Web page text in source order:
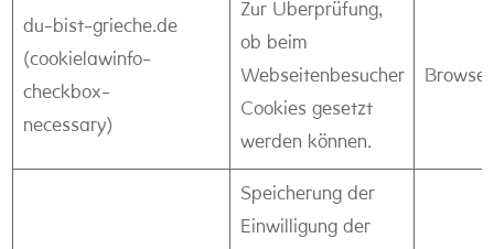
du-bist-grieche.de
(cookielawinfo-
checkbox-
necessary)
Zur Überprüfung,
ob beim
Webseitenbesucher
Cookies gesetzt
werden können.
Speicherung der
Einwilligung der